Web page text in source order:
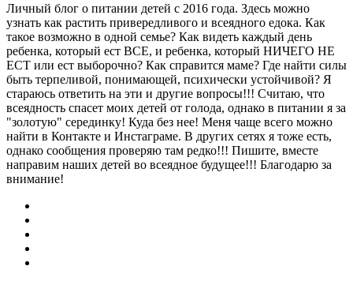
Личный блог о питании детей с 2016 года. Здесь можно
узнать как растить привередливого и всеядного едока. Как
такое возможно в одной семье? Как видеть каждый день
ребенка, который ест ВСЕ, и ребенка, который НИЧЕГО НЕ
ЕСТ или ест выборочно? Как справится маме? Где найти силы
быть терпеливой, понимающей, психически устойчивой? Я
стараюсь ответить на эти и другие вопросы!!! Считаю, что
всеядность спасет моих детей от голода, однако в питании я за
"золотую" серединку! Куда без нее! Меня чаще всего можно
найти в Контакте и Инстаграме. В других сетях я тоже есть,
однако сообщения проверяю там редко!!! Пишите, вместе
направим наших детей во всеядное будущее!!! Благодарю за
внимание!